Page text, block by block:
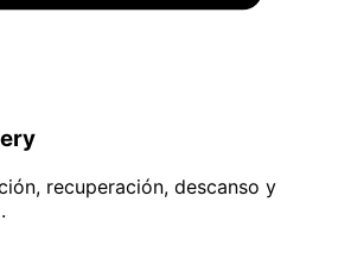
recuperación, descanso y